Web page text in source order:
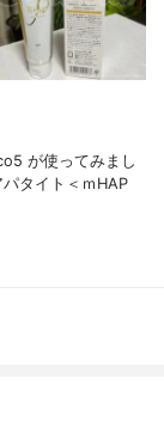
が使ってみまし
タイト＜ｍHAP